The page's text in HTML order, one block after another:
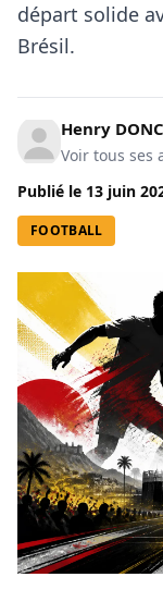
départ solide
Brésil.
Henry
Voir tous ses
Publié le 13 juin
FOOTBALL